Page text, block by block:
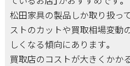
松田家具の製品しか取り扱っ
ストのカットや買取相場変動
しくなる傾向にあります。
買取店のコストが大きくかか